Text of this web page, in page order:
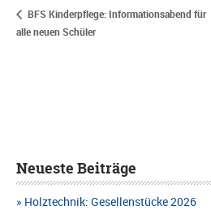
BFS Kinderpflege: Informationsabend für
alle neuen Schüler
Neueste Beiträge
Holztechnik: Gesellenstücke 2026